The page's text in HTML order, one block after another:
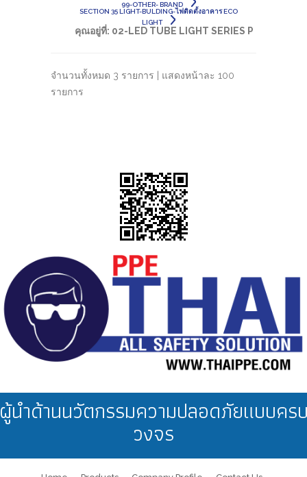
99-OTHER- BRAND
SECTION 35 LIGHT-BULDING-ไฟติดตั้งอาคาร ECO
LIGHT
คุณอยู่ที่: 02-LED TUBE LIGHT SERIES P
จำนวนทั้งหมด 3 รายการ | แสดงหน้าละ 100
รายการ
นำด้านนวัตกรรมความปลอดภัยแบบคร
วงจร